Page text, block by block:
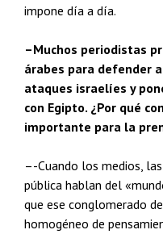
impone día a día.
–Muchos periodistas
árabes para defender
ataques israelíes y
con Egipto. ¿Por qué
importante para la
–-Cuando los medios,
pública hablan del
que ese conglomerado
homogéneo de